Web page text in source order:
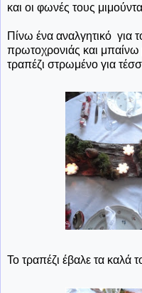
και οι φωνές τους
Πίνω ένα αναλγητικό για
πρωτοχρονιάς και
τραπέζι στρωμένο για
Το τραπέζι έβαλε τα καλά